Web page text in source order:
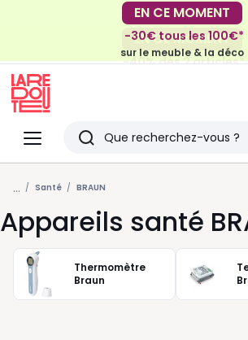
EN CE MOMENT
-30€ tous les 100€*
sur le meuble & la déco
EN CE MOMENT
-40% dès 2 articles*
Menu
Redoute
Rechercher
Derniers
articles
vus
... Santé BRAUN
Appareils santé
Thermomètre
Braun